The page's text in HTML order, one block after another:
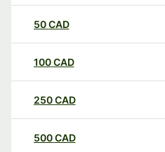
50CAD
100CAD
250CAD
500CAD